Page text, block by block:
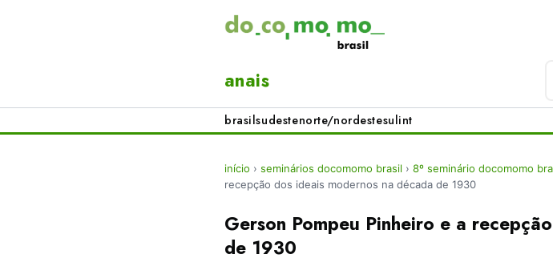
anais
brasilsudestenorte/nordestesulint
início › seminários docomomo brasil › 8º seminário docomomo
recepção dos ideais modernos na década de 1930
Gerson Pompeu Pinheiro e a
de 1930